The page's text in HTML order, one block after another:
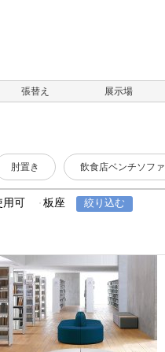
張替え 展示場
肘置き 飲食店ベンチソファ
用可 板座